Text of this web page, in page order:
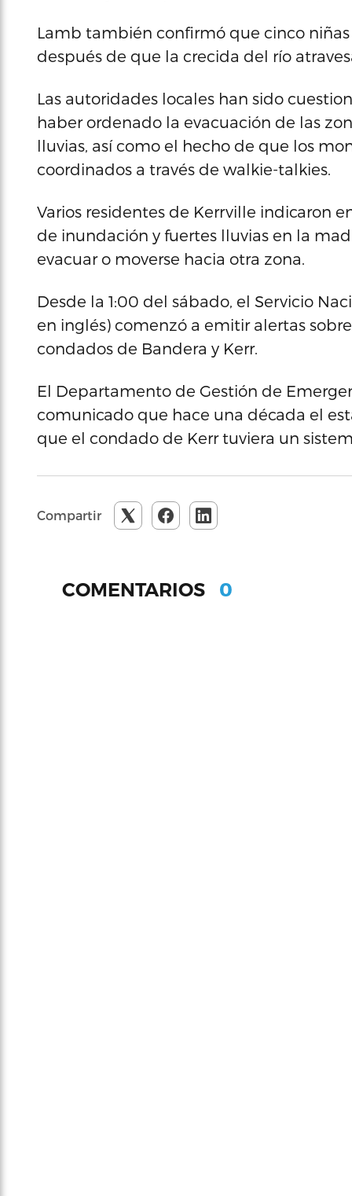
Lamb también confirmó que cinco
después de que la crecida del río
Las autoridades locales han sido
haber ordenado la evacuación de las
lluvias, así como el hecho de que los
coordinados a través de walkie-talkies.
Varios residentes de Kerrville indicaron
de inundación y fuertes lluvias en la
evacuar o moverse hacia otra zona.
Desde la 1:00 del sábado, el Servicio
en inglés) comenzó a emitir alertas
condados de Bandera y Kerr.
El Departamento de Gestión de
comunicado que hace una década el
que el condado de Kerr tuviera un
Compartir
COMENTARIOS 0